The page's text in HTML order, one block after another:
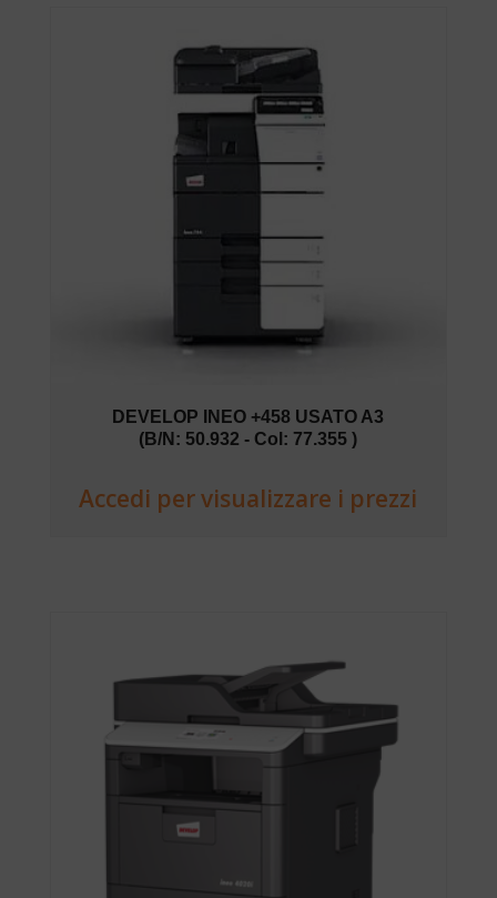
DEVELOP INEO +458 USATO A3
(B/N: 50.932 - Col: 77.355 )
Accedi per visualizzare i prezzi